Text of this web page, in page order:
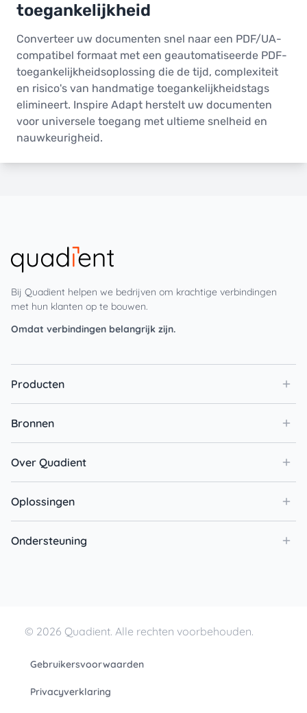
toegankelijkheid
Converteer uw documenten snel naar een PDF/UA-
compatibel formaat met een geautomatiseerde PDF-
toegankelijkheidsoplossing die de tijd, complexiteit
en risico's van handmatige toegankelijkheidstags
elimineert. Inspire Adapt herstelt uw documenten
voor universele toegang met ultieme snelheid en
nauwkeurigheid.
Bij Quadient helpen we bedrijven om krachtige verbindingen
met hun klanten op te bouwen.
Omdat verbindingen belangrijk zijn.
Producten
Bronnen
Over Quadient
Oplossingen
Ondersteuning
© 2026 Quadient. Alle rechten voorbehouden.
Gebruikersvoorwaarden
Privacyverklaring